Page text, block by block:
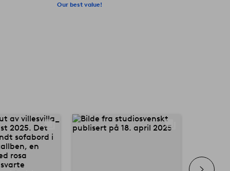
Our best value!